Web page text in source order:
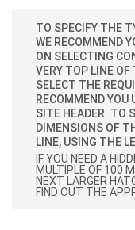
TO SPECIFY THE
WE RECOMMEND
ON SELECTING
VERY TOP LINE
SELECT THE
RECOMMEND YOU
SITE HEADER. TO
DIMENSIONS OF
LINE, USING THE
IF YOU NEED A
MULTIPLE OF 100
NEXT LARGER
FIND OUT THE